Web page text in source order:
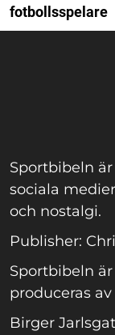
fotbollsspelare
Sportbibeln
sociala
och nostalgi.
Publisher:
Sportbibeln
produceras
Birger